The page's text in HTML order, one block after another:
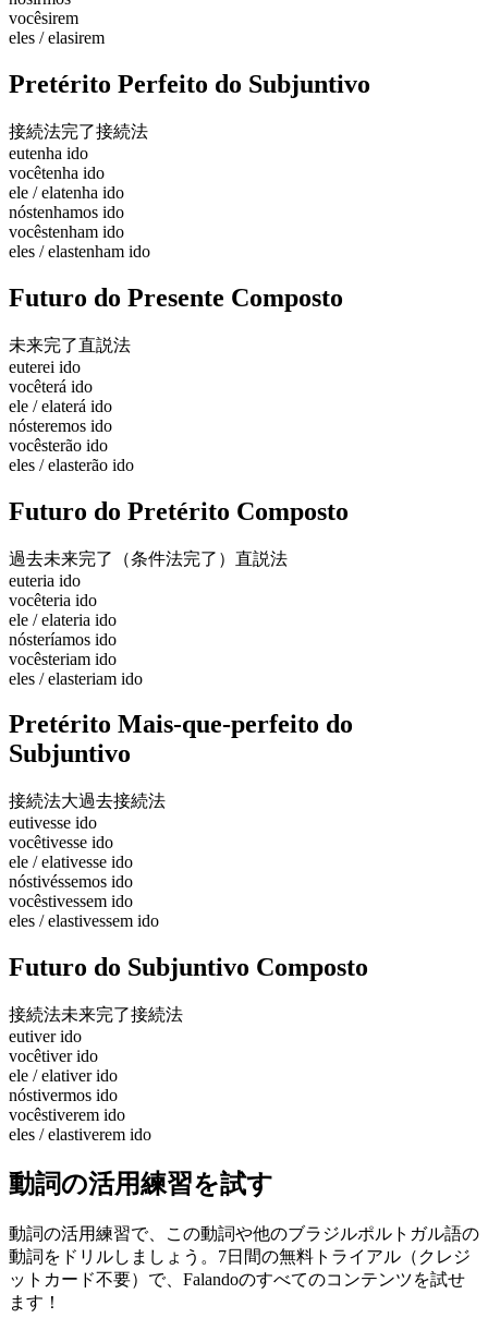
vocêsirem
eles / elasirem
Pretérito Perfeito do Subjuntivo
接続法完了接続法
eutenha ido
vocêtenha ido
ele / elatenha ido
nóstenhamos ido
vocêstenham ido
eles / elastenham ido
Futuro do Presente Composto
未来完了直説法
euterei ido
vocêterá ido
ele / elaterá ido
nósteremos ido
vocêsterão ido
eles / elasterão ido
Futuro do Pretérito Composto
過去未来完了（条件法完了） 直説法
euteria ido
vocêteria ido
ele / elateria ido
nósteríamos ido
vocêsteriam ido
eles / elasteriam ido
Pretérito Mais-que-perfeito do
Subjuntivo
接続法大過去接続法
eutivesse ido
vocêtivesse ido
ele / elativesse ido
nóstivéssemos ido
vocêstivessem ido
eles / elastivessem ido
Futuro do Subjuntivo Composto
接続法未来完了接続法
eutiver ido
vocêtiver ido
ele / elativer ido
nóstivermos ido
vocêstiverem ido
eles / elastiverem ido
動詞の活用練習を試す
動詞の活用練習で、この動詞や他のブラジルポルトガル語の
動詞をドリルしましょう。7日間の無料トライアル（クレジ
ットカード不要）で、Falandoのすべてのコンテンツを試せ
ます！